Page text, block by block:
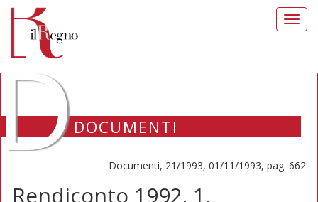
DOCUMENTI
Documenti, 21/1993, 01/11/1993, pag. 662
Rendiconto 1992. 1.